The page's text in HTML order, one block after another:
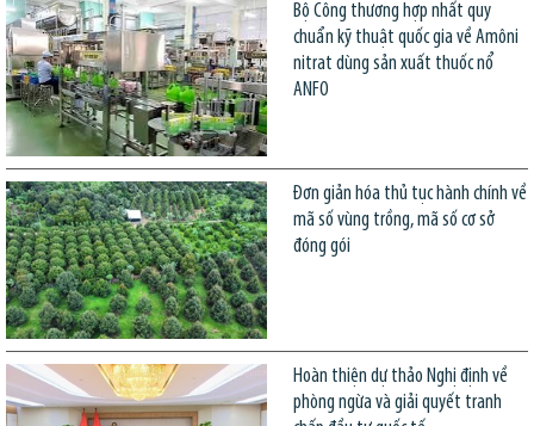
Bộ Công thương hợp nhất quy
chuẩn kỹ thuật quốc gia về Amôni
nitrat dùng sản xuất thuốc nổ
ANFO
Đơn giản hóa thủ tục hành chính về
mã số vùng trồng, mã số cơ sở
đóng gói
Hoàn thiện dự thảo Nghị định về
phòng ngừa và giải quyết tranh